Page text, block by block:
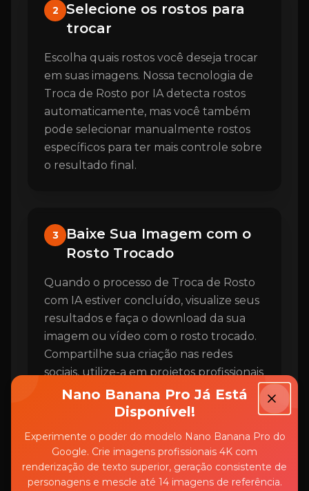
2
Selecione os rostos para
trocar
Escolha quais rostos você deseja trocar
em suas imagens. Nossa tecnologia de
Troca de Rosto por IA detecta rostos
automaticamente, mas você também
pode selecionar manualmente rostos
específicos para ter mais controle sobre
o resultado final.
3
Baixe Sua Imagem com o
Rosto Trocado
Quando o processo de Troca de Rosto
com IA estiver concluído, visualize seus
resultados e faça o download da sua
imagem ou vídeo com o rosto trocado.
Compartilhe sua criação nas redes
sociais, utilize-a em projetos profissionais
ou guarde para uso pessoal.
Nano Banana Pro Já Está
Disponível!
Experimente o poder do modelo Nano Banana Pro do
Google. Crie imagens profissionais 4K com
renderização de texto superior, geração consistente de
personagens e mescle até 14 imagens de referência.